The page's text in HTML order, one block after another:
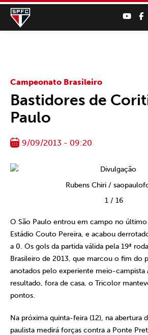
Campeonato Brasileiro
Bastidores de
Paulo
9/09/2013 - 09:20
Rubens Chiri /
1 / 16
O São Paulo entrou em campo no
Estádio Couto Pereira, e acabou
a 0. Os gols da partida válida pela 19ª
Brasileiro de 2013, que marcou o fim do
anotados pelo experiente meio-campista
resultado, fora de casa, o Tricolor
pontos.
Na próxima quinta-feira (12), na abertura
paulista medirá forças contra a Ponte